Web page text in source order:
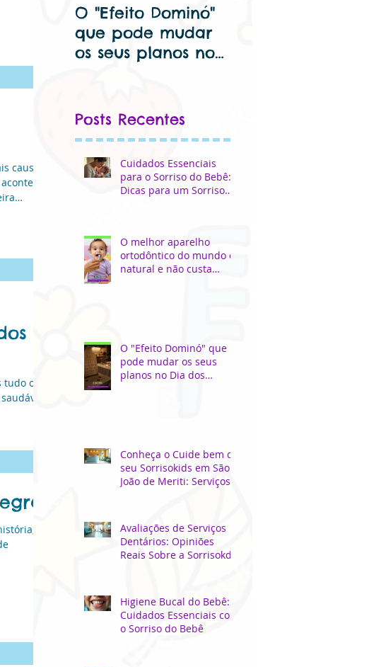
O "Efeito Dominó"
que pode mudar
os seus planos no
Posts Recentes
Cuidados Essenciais
para o Sorriso do Bebê:
Dicas para um Sorriso
O melhor aparelho
ortodôntico do mundo é
natural e não custa
O "Efeito Dominó" que
pode mudar os seus
planos no Dia dos
Conheça o Cuide bem do
seu Sorrisokids em São
João de Meriti: Serviços
Avaliações de Serviços
Dentários: Opiniões
Reais Sobre a Sorrisokds
Higiene Bucal do Bebê:
Cuidados Essenciais com
o Sorriso do Bebê
causas
Bem